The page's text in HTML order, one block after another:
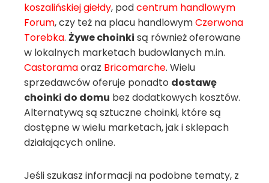
koszalińskiej giełdy, podcentrum handlowym
Forum, czy też na placu handlowymCzerwona
Torebka. Żywe choinki są również oferowane
w lokalnych marketach budowlanych m.in.
Castoramaoraz Bricomarche. Wielu
sprzedawców oferuje ponadto dostawę
choinki do domu bez dodatkowych kosztów.
Alternatywą są sztuczne choinki, które są
dostępne w wielu marketach, jak i sklepach
działających online.
Jeśli szukasz informacji na podobne tematy, z